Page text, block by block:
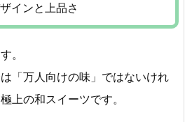
インと上品さ
。
「万人向けの味」ではないけれ
上の和スイーツです。